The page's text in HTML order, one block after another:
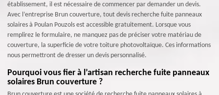
établissement, il est nécessaire de commencer par demander un devis.
Avec l’entreprise Brun couverture, tout devis recherche fuite panneaux
solaires à Poulan Pouzols est accessible gratuitement. Lorsque vous
remplirez le formulaire, ne manquez pas de préciser votre matériau de
couverture, la superficie de votre toiture photovoltaïque. Ces informations
nous permettront de dresser un devis personnalisé.
Pourquoi vous fier à l’artisan recherche fuite panneaux
solaires Brun couverture ?